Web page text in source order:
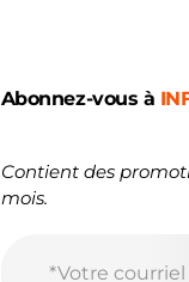
Abonnez-vous à
Contient des
mois.